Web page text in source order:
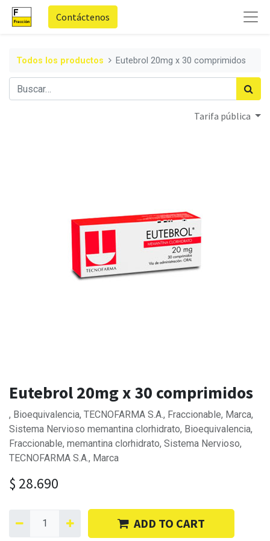
Contáctenos
Todos los productos Eutebrol 20mg x 30 comprimidos
Tarifa pública
Eutebrol 20mg x 30 comprimidos
, Bioequivalencia, TECNOFARMA S.A., Fraccionable, Marca,
Sistema Nervioso memantina clorhidrato, Bioequivalencia,
Fraccionable, memantina clorhidrato, Sistema Nervioso,
TECNOFARMA S.A., Marca
$ 28.690
ADD TO CART